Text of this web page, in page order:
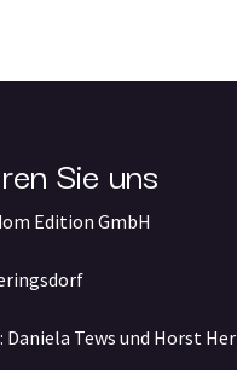
Sie uns
Edition GmbH
Daniela Tews und Horst